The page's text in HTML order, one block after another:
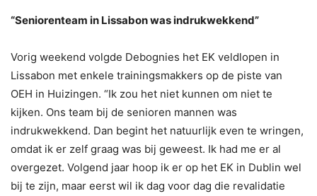
“Seniorenteam in Lissabon was indrukwekkend”
Vorig weekend volgde Debognies het EK veldlopen in
Lissabon met enkele trainingsmakkers op de piste van
OEH in Huizingen. “Ik zou het niet kunnen om niet te
kijken. Ons team bij de senioren mannen was
indrukwekkend. Dan begint het natuurlijk even te wringen,
omdat ik er zelf graag was bij geweest. Ik had me er al
overgezet. Volgend jaar hoop ik er op het EK in Dublin wel
bij te zijn, maar eerst wil ik dag voor dag die revalidatie